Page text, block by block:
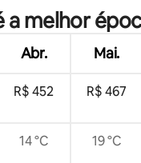
a melhor
Abr. Mai.
R$ 452 R$ 467
14 °C 19 °C